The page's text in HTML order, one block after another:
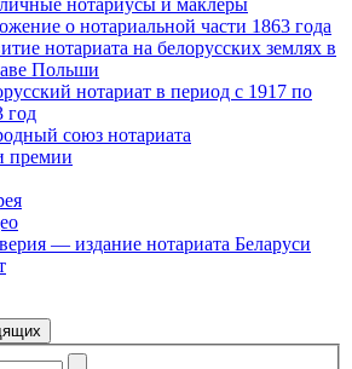
нотариусы и маклеры
о нотариальной части 1863 года
нотариата на белорусских землях в
Польши
нотариат в период с 1917 по
год
союз нотариата
премии
— издание нотариата Беларуси